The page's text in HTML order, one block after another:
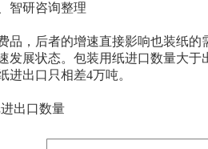
智研咨询整理
品，后者的增速直接影响也装纸
发展状态。包装用纸进口数量大
进出口只相差4万吨。
出口数量